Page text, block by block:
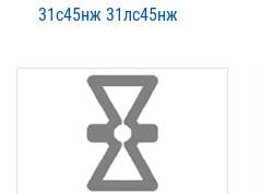
31с45нж 31лс45нж